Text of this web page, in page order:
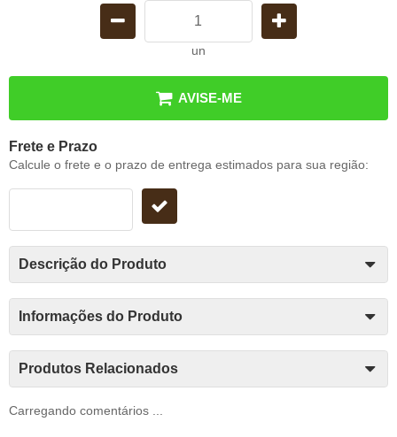
un
AVISE-ME
Frete e Prazo
Calcule o frete e o prazo de entrega estimados para sua região:
Descrição do Produto
Informações do Produto
Produtos Relacionados
Carregando comentários ...